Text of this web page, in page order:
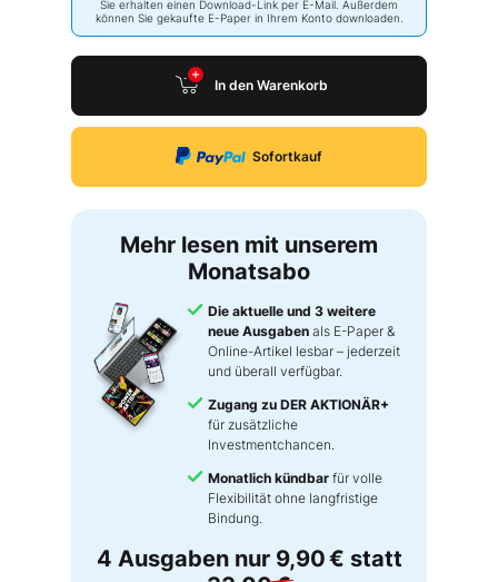
Sie erhalten einen Download-Link per E-Mail. Außerdem
können Sie gekaufte E-Paper in Ihrem Konto downloaden.
In den Warenkorb
Sofortkauf
Mehr lesen mit unserem
Monatsabo
Die aktuelle und 3 weitere
neue Ausgaben als E-Paper &
Online-Artikel lesbar – jederzeit
und überall verfügbar.
Zugang zu DER AKTIONÄR+
für zusätzliche
Investmentchancen.
Monatlich kündbar für volle
Flexibilität ohne langfristige
Bindung.
4 Ausgaben nur 9,90 € statt